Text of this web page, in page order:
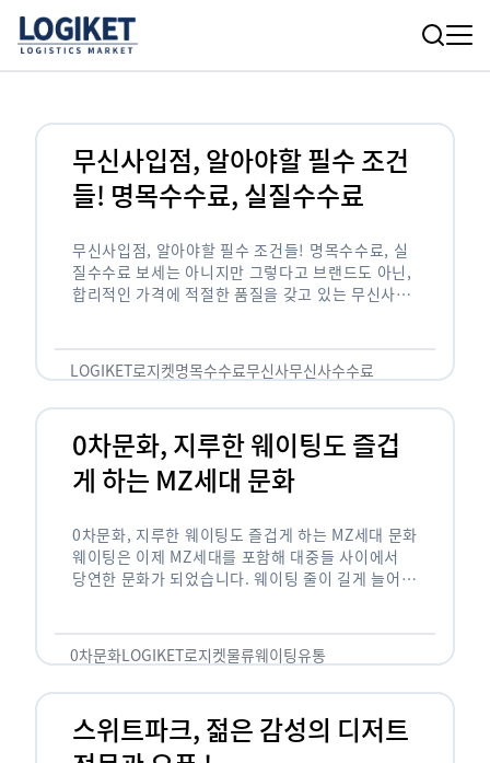
무신사입점, 알아야할 필수 조건
들! 명목수수료, 실질수수료
무신사입점, 알아야할 필수 조건들! 명목수수료, 실
질수수료 보세는 아니지만 그렇다고 브랜드도 아닌,
합리적인 가격에 적절한 품질을 갖고 있는 무신사!
LOGIKET로지켓명목수수료무신사무신사수수료
0차문화, 지루한 웨이팅도 즐겁
게 하는 MZ세대 문화
0차문화, 지루한 웨이팅도 즐겁게 하는 MZ세대 문화
웨이팅은 이제 MZ세대를 포함해 대중들 사이에서
당연한 문화가 되었습니다. 웨이팅 줄이 길게 늘어서
0차문화LOGIKET로지켓물류웨이팅유통
스위트파크, 젊은 감성의 디저트